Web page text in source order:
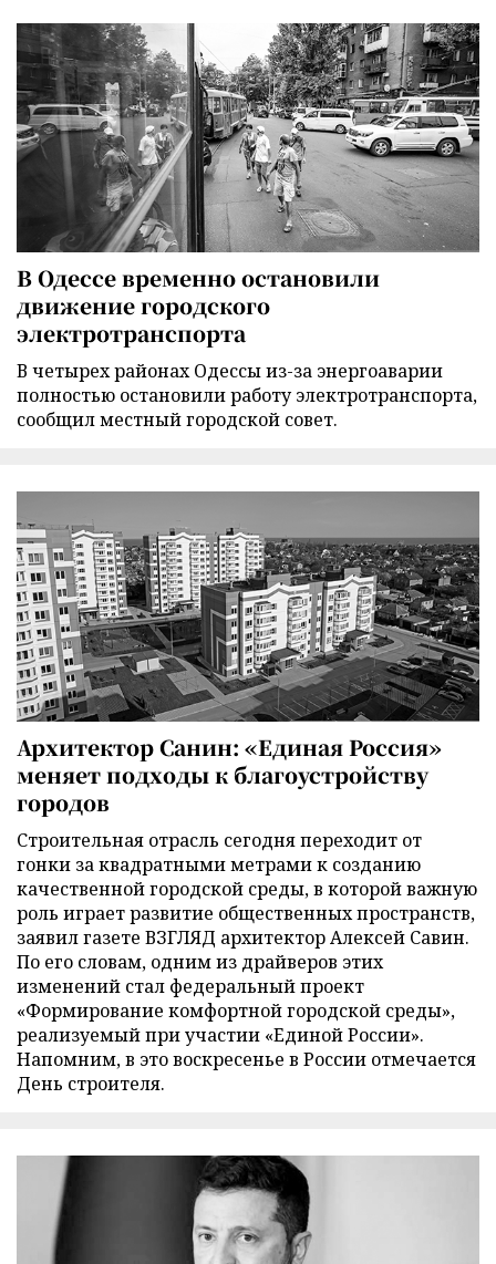
В Одессе временно остановили
движение городского
электротранспорта
В четырех районах Одессы из-за энергоаварии
полностью остановили работу электротранспорта,
сообщил местный городской совет.
Архитектор Санин: «Единая Россия»
меняет подходы к благоустройству
городов
Строительная отрасль сегодня переходит от
гонки за квадратными метрами к созданию
качественной городской среды, в которой важную
роль играет развитие общественных пространств,
заявил газете ВЗГЛЯД архитектор Алексей Савин.
По его словам, одним из драйверов этих
изменений стал федеральный проект
«Формирование комфортной городской среды»,
реализуемый при участии «Единой России».
Напомним, в это воскресенье в России отмечается
День строителя.